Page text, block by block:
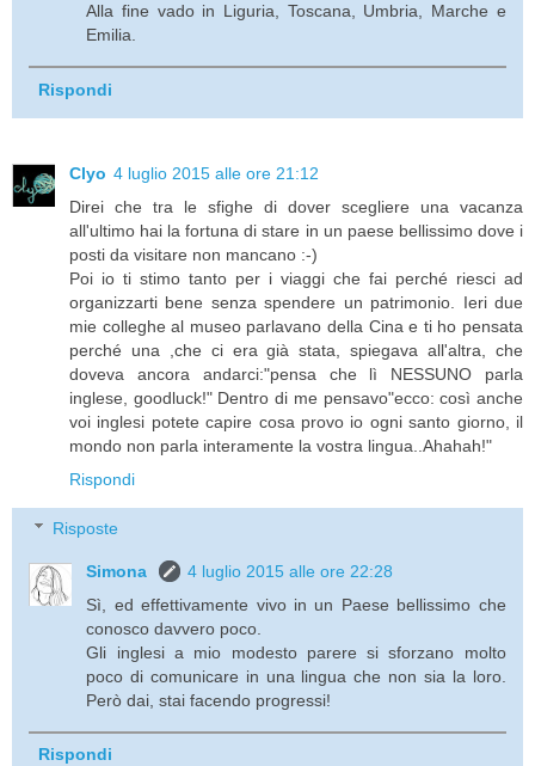
Alla fine vado in Liguria, Toscana, Umbria, Marche e
Emilia.
Rispondi
Clyo 4 luglio 2015 alle ore 21:12
Direi che tra le sfighe di dover scegliere una vacanza
all'ultimo hai la fortuna di stare in un paese bellissimo dove i
posti da visitare non mancano :-)
Poi io ti stimo tanto per i viaggi che fai perché riesci ad
organizzarti bene senza spendere un patrimonio. Ieri due
mie colleghe al museo parlavano della Cina e ti ho pensata
perché una ,che ci era già stata, spiegava all'altra, che
doveva ancora andarci:"pensa che lì NESSUNO parla
inglese, goodluck!" Dentro di me pensavo"ecco: così anche
voi inglesi potete capire cosa provo io ogni santo giorno, il
mondo non parla interamente la vostra lingua..Ahahah!"
Rispondi
Risposte
Simona
4 luglio 2015 alle ore 22:28
Sì, ed effettivamente vivo in un Paese bellissimo che
conosco davvero poco.
Gli inglesi a mio modesto parere si sforzano molto
poco di comunicare in una lingua che non sia la loro.
Però dai, stai facendo progressi!
Rispondi